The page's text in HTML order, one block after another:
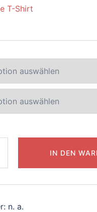
T-Shirt
IN DEN
n. a.